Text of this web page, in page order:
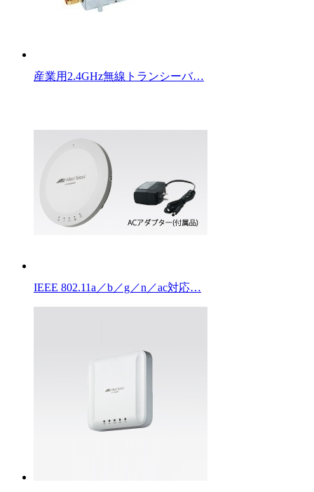
産業用2.4GHz無線トランシーバ…
IEEE 802.11a／b／g／n／ac対応…